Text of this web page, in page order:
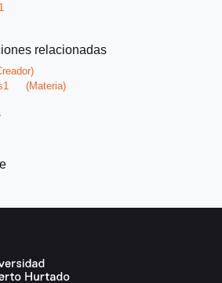
relacionadas
(Materia)